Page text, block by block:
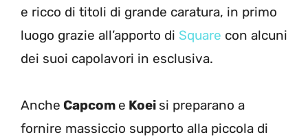
e ricco di titoli di grande caratura, in primo
luogo grazie all’apporto di Square con alcuni
dei suoi capolavori in esclusiva.
Anche Capcom e Koei si preparano a
fornire massiccio supporto alla piccola di